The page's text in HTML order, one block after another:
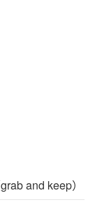
and keep）